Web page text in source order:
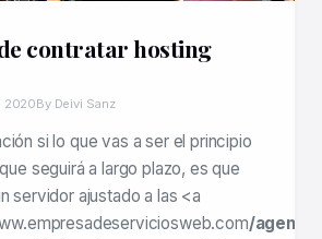
contratar hosting
2020By Deivi Sanz
si lo que vas a ser el principio
seguirá a largo plazo, es que
servidor ajustado a las <a
/